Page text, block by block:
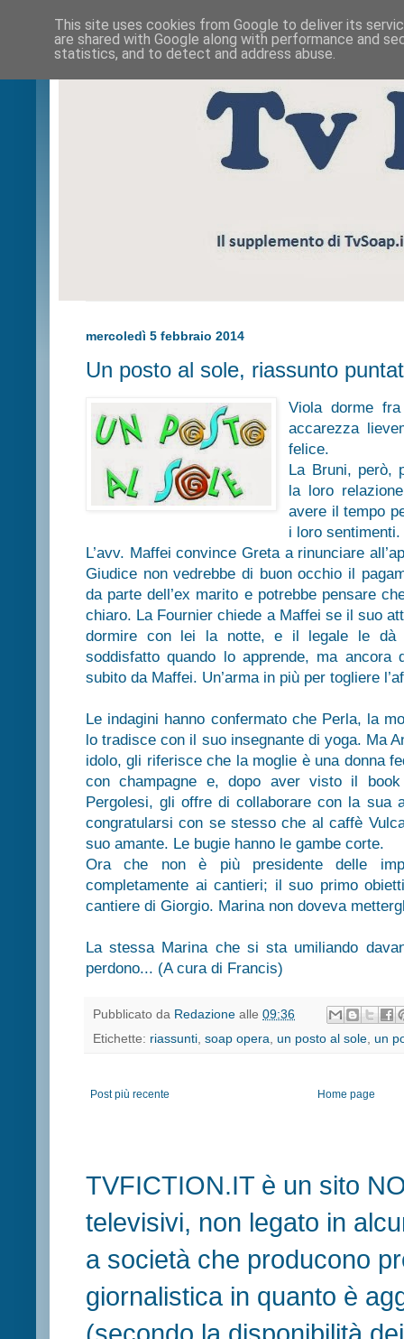
mercoledì 5 febbraio 2014
Un posto al sole, riassunto
Viola dorme
accarezza
felice.
La Bruni, però,
la loro
avere il tempo
i loro sentimenti.
L’avv. Maffei convince Greta a rinunciare
Giudice non vedrebbe di buon occhio il
da parte dell’ex marito e potrebbe pensare
chiaro. La Fournier chiede a Maffei se il suo
dormire con lei la notte, e il legale le dà
soddisfatto quando lo apprende, ma
subito da Maffei. Un’arma in più per togliere
Le indagini hanno confermato che Perla, la
lo tradisce con il suo insegnante di yoga. Ma
idolo, gli riferisce che la moglie è una donna
con champagne e, dopo aver visto il book
Pergolesi, gli offre di collaborare con la sua
congratularsi con se stesso che al caffè
suo amante. Le bugie hanno le gambe corte.
Ora che non è più presidente delle
completamente ai cantieri; il suo primo
cantiere di Giorgio. Marina non doveva
La stessa Marina che si sta umiliando
perdono... (A cura di Francis)
Pubblicato da Redazione alle 09:36
Etichette: riassunti soap opera un posto al sole un
Post più recente Home page
TVFICTION.IT è un sito
televisivi, non legato in
a società che producono
giornalistica in quanto è
This site uses cookies from Google to deliver its
are shared with Google along with performance and
statistics, and to detect and address abuse.